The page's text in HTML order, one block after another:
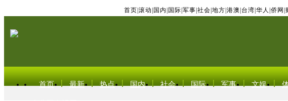
首页 滚动 国内 国际 军事 社会 地方 港澳 台湾 华人 侨网
首页 最新 热点 国内 社会 国际 军事 文娱